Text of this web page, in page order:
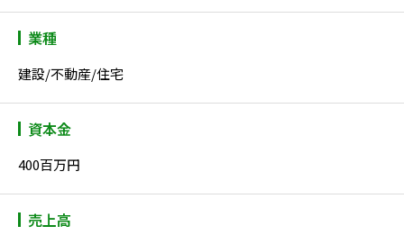
業種
建設/不動産/住宅
資本金
400百万円
売上高